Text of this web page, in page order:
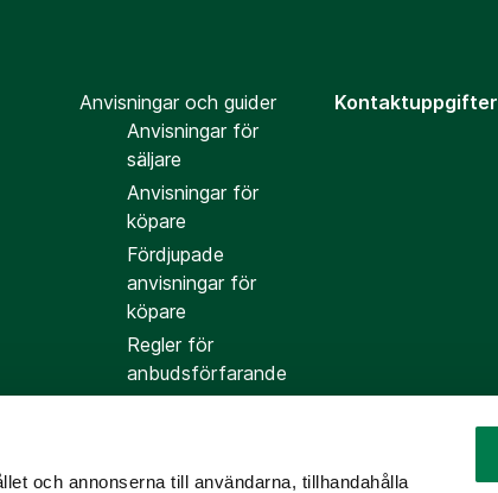
och annonserna till användarna, tillhandahålla
Anvisningar och guider
Anvisningar för
säljare
Anvisningar för
köpare
Fördjupade
anvisningar för
köpare
Regler för
anbudsförfarande
Kontaktuppgifter